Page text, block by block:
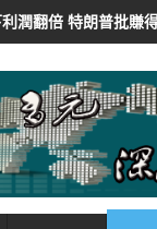
倡油公司還富於民